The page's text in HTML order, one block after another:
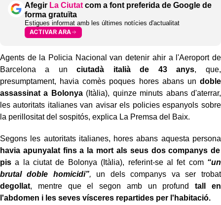
Afegir La Ciutat com a font preferida de Google de
forma gratuïta
Estigues informat amb les últimes notícies d'actualitat
ACTIVAR ARA
Agents de la Policia Nacional van detenir ahir a l'Aeroport de
Barcelona a un ciutadà italià de 43 anys, que,
presumptament, havia comès poques hores abans un doble
assassinat a Bolonya(Itàlia), quinze minuts abans d'aterrar,
les autoritats italianes van avisar els policies espanyols sobre
la perillositat del sospitós, explica La Premsa del Baix.
Segons les autoritats italianes, hores abans aquesta persona
havia apunyalat fins a la mort als seus dos companys de
pis a la ciutat de Bolonya (Itàlia), referint-se al fet com“un
brutal doble homicidi”, un dels companys va ser trobat
degollat, mentre que el segon amb un profund
tall en
l'abdomen i les seves vísceres repartides per l'habitació.